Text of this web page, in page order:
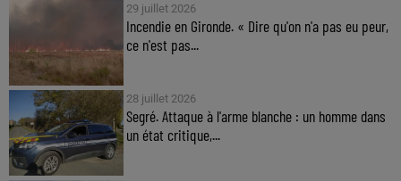
29 juillet 2026
Incendie en Gironde. « Dire qu'on n'a pas eu peur,
ce n'est pas...
28 juillet 2026
Segré. Attaque à l'arme blanche : un homme dans
un état critique,...